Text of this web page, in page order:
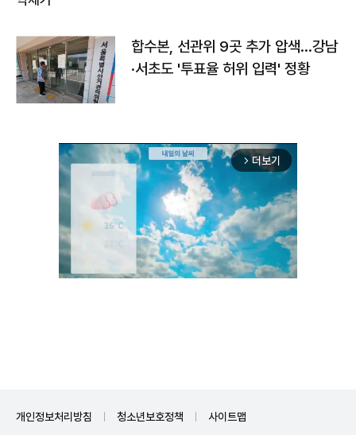
합수본, 선관위 9곳 추가 압색…강남
·서초도 '투표율 허위 입력' 정황
arrow_forward_ios 더보기
개인정보처리방침 청소년보호정책 사이트맵